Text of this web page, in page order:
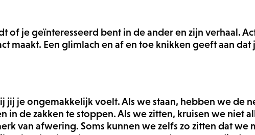
of je geïnteresseerd bent in de ander en zijn verhaal.
maakt. Een glimlach en af en toe knikken geeft aan
jij je ongemakkelijk voelt. Als we staan, hebben we de
in de zakken te stoppen. Als we zitten, kruisen we niet
van afwering. Soms kunnen we zelfs zo zitten dat